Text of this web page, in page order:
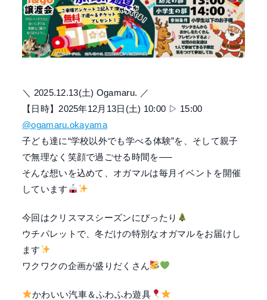
＼ 2025.12.13(土) Ogamaru. ／
【日時】2025年12月13日(土) 10:00 ▷ 15:00
@ogamaru.okayama
子ども達に“学校以外でも学べる体験”を、そして親子
で無理なく笑顔で過ごせる時間を──
そんな想いを込めて、オガマルは毎月イベントを開催
しています
今回はクリスマスシーズンにぴったり
ウチパレットで、冬だけの特別なオガマルをお届けし
ます
ワクワクの企画が盛りだくさん
かわいい汽車＆ふわふわ遊具